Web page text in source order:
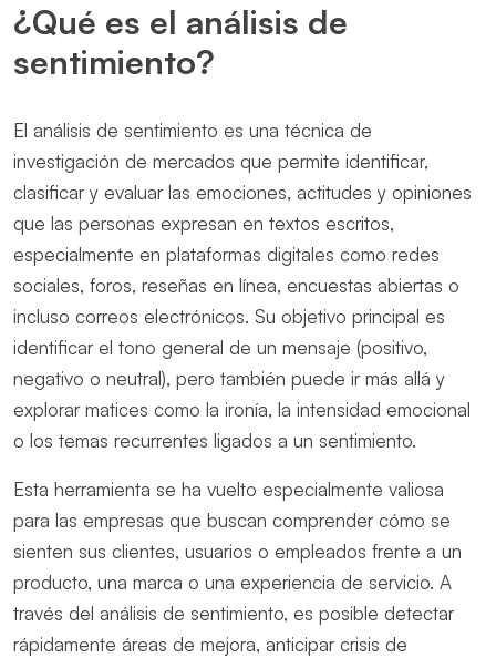
¿Qué es el análisis de
sentimiento?
El análisis de sentimiento es una técnica de
investigación de mercados que permite identificar,
clasificar y evaluar las emociones, actitudes y opiniones
que las personas expresan en textos escritos,
especialmente en plataformas digitales como redes
sociales, foros, reseñas en línea, encuestas abiertas o
incluso correos electrónicos. Su objetivo principal es
identificar el tono general de un mensaje (positivo,
negativo o neutral), pero también puede ir más allá y
explorar matices como la ironía, la intensidad emocional
o los temas recurrentes ligados a un sentimiento.
Esta herramienta se ha vuelto especialmente valiosa
para las empresas que buscan comprender cómo se
sienten sus clientes, usuarios o empleados frente a un
producto, una marca o una experiencia de servicio. A
través del análisis de sentimiento, es posible detectar
rápidamente áreas de mejora, anticipar crisis de